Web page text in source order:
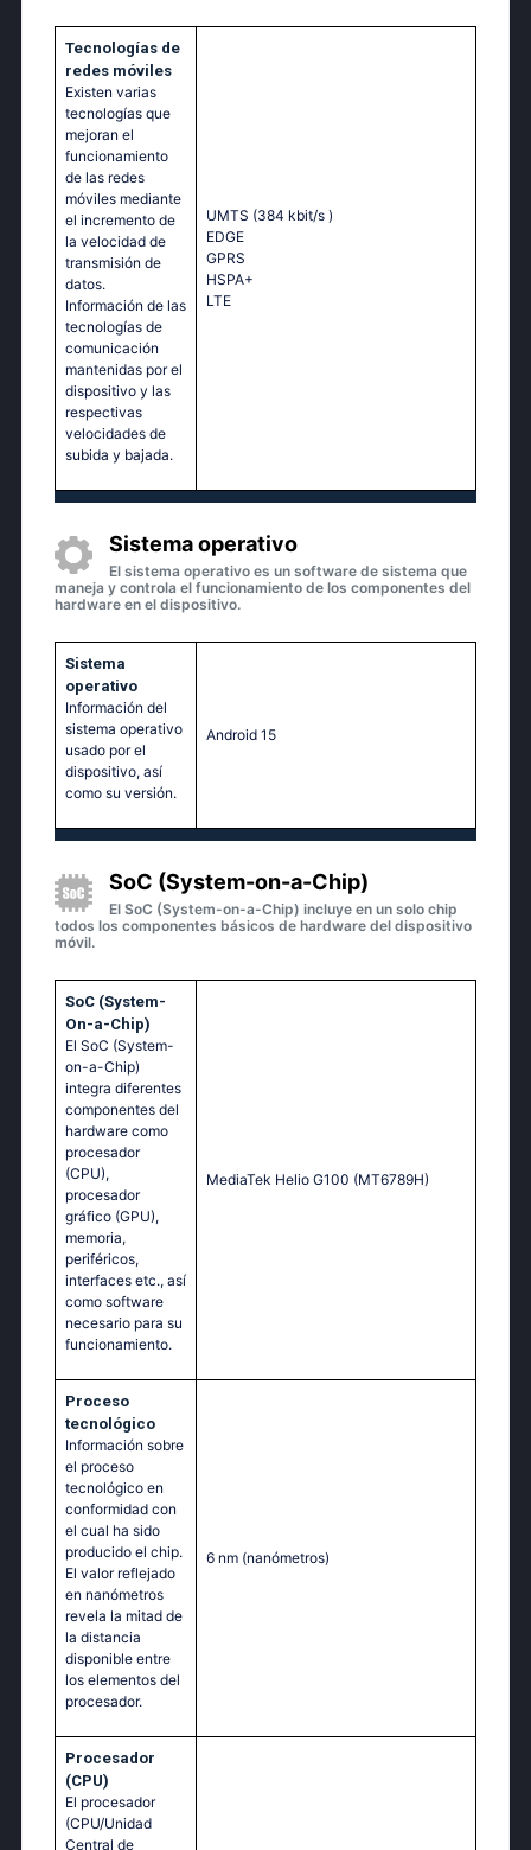
Tecnologías de
redes móviles
Existen varias
tecnologías que
mejoran el
funcionamiento
de las redes
móviles mediante
el incremento de
la velocidad de
transmisión de
datos.
Información de las
tecnologías de
comunicación
mantenidas por el
dispositivo y las
respectivas
velocidades de
subida y bajada.
UMTS (384 kbit/s )
EDGE
GPRS
HSPA+
LTE
Sistema operativo
El sistema operativo es un software de sistema que
maneja y controla el funcionamiento de los componentes del
hardware en el dispositivo.
Sistema
operativo
Información del
sistema operativo
usado por el
dispositivo, así
como su versión.
Android 15
SoC (System-on-a-Chip)
El SoC (System-on-a-Chip) incluye en un solo chip
todos los componentes básicos de hardware del dispositivo
móvil.
SoC (System-
On-a-Chip)
El SoC (System-
on-a-Chip)
integra diferentes
componentes del
hardware como
procesador
(CPU),
procesador
gráfico (GPU),
memoria,
periféricos,
interfaces etc., así
como software
necesario para su
funcionamiento.
MediaTek Helio G100 (MT6789H)
Proceso
tecnológico
Información sobre
el proceso
tecnológico en
conformidad con
el cual ha sido
producido el chip.
El valor reflejado
en nanómetros
revela la mitad de
la distancia
disponible entre
los elementos del
procesador.
6 nm (nanómetros)
Procesador
(CPU)
El procesador
(CPU/Unidad
Central de